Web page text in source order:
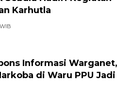
Karhutla
Informasi Warganet,
di Waru PPU Jadi